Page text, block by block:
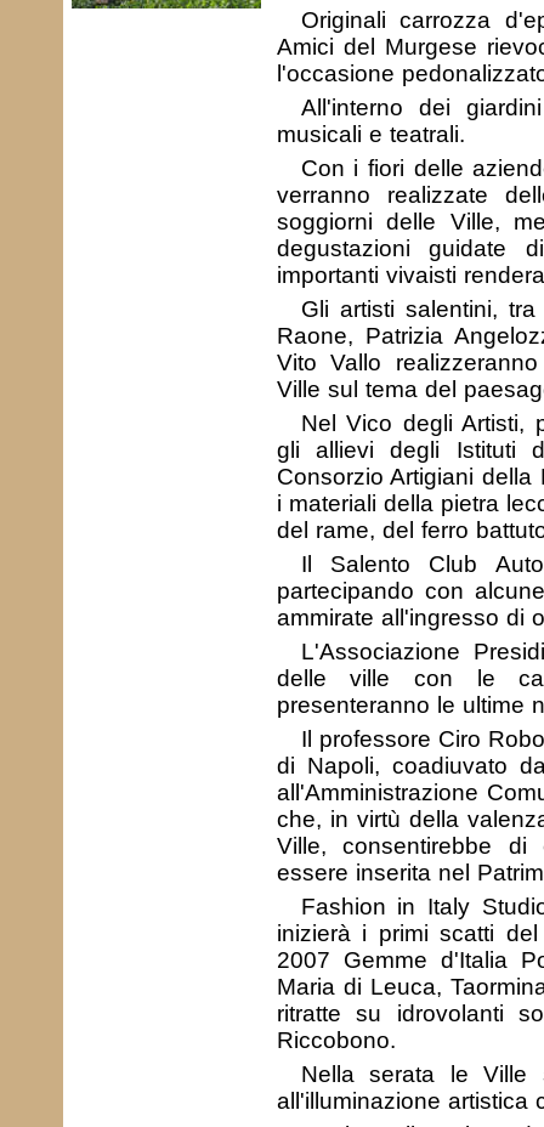
Originali carrozza
Amici del Murgese
l'occasione
All'interno dei
musicali e teatrali.
Con i fiori delle
verranno realizzate
soggiorni delle Ville,
degustazioni guidate
importanti vivaisti
Gli artisti salentini,
Raone, Patrizia
Vito Vallo
Ville sul tema del
Nel Vico degli Artisti,
gli allievi degli Istituti
Consorzio Artigiani
i materiali della pietra
del rame, del ferro
Il Salento Club
partecipando con
ammirate all'ingresso di
L'Associazione
delle ville con le
presenteranno le ultime
Il professore Ciro
di Napoli, coadiuvato
all'Amministrazione
che, in virtù della
Ville, consentirebbe
essere inserita nel
Fashion in Italy
inizierà i primi scatti
2007 Gemme d'Italia
Maria di Leuca,
ritratte su idrovolanti
Riccobono.
Nella serata le Ville
all'illuminazione artistica